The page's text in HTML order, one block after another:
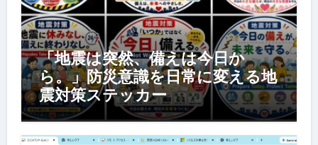
「地震は突然、備えは今日か
ら。」防災意識を日常に変える地
震対策ステッカー